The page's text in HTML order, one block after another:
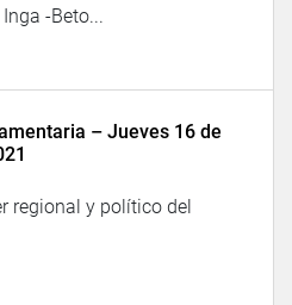
-Beto...
– Jueves 16 de
regional y político del